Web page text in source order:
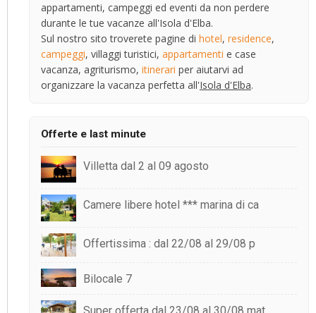
appartamenti, campeggi ed eventi da non perdere
durante le tue vacanze all'Isola d'Elba.
Sul nostro sito troverete pagine di hotel, residence,
campeggi, villaggi turistici, appartamenti e case
vacanza, agriturismo, itinerari per aiutarvi ad
organizzare la vacanza perfetta all'Isola d'Elba.
Offerte e last minute
Villetta dal 2 al 09 agosto
Camere libere hotel *** marina di ca
Offertissima : dal 22/08 al 29/08 p
Bilocale 7